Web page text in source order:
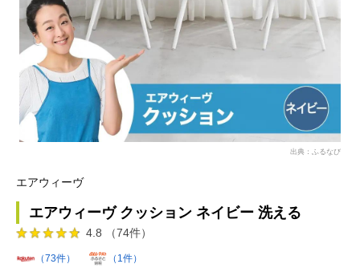
出典：ふるなび
エアウィーヴ
エアウィーヴ クッション ネイビー 洗える
4.8 （74件）
（73件） （1件）